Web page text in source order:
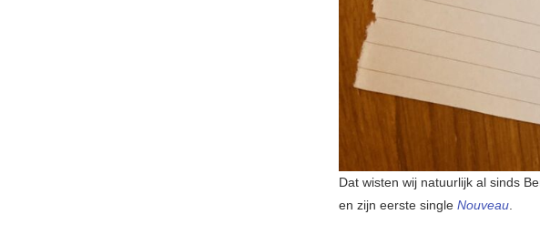
Dat wisten wij natuurlijk al sinds
en zijn eerste single Nouveau.